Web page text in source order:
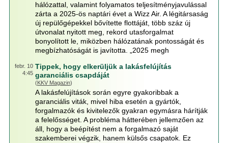
hálózattal, valamint folyamatos teljesítményjavulással
zárta a 2025-ös naptári évet a Wizz Air. A légitársaság
új repülőgépekkel bővítette flottáját, több száz új
útvonalat nyitott meg, rekord utasforgalmat
bonyolított le, miközben hálózatának pontosságát és
megbízhatóságát is javította. „2025 megh
febr. 10
4:45
Tippek, hogy elkerüljük a lakásfelújítás
garanciális csapdáját
(KKV Magazin)
A lakásfelújítások során egyre gyakoribbak a
garanciális viták, mivel hiba esetén a gyártók,
forgalmazók és kivitelezők gyakran egymásra hárítják
a felelősséget. A probléma hátterében jellemzően az
áll, hogy a beépítést nem a forgalmazó saját
szakemberei végzik, hanem külsős csapatok. Ez